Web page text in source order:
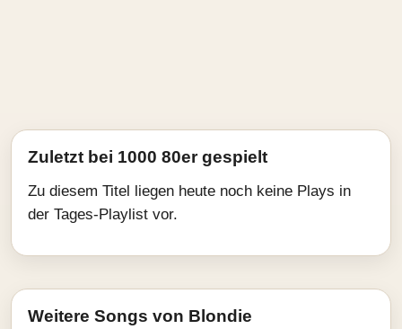
Zuletzt bei 1000 80er gespielt
Zu diesem Titel liegen heute noch keine Plays in
der Tages-Playlist vor.
Weitere Songs von Blondie